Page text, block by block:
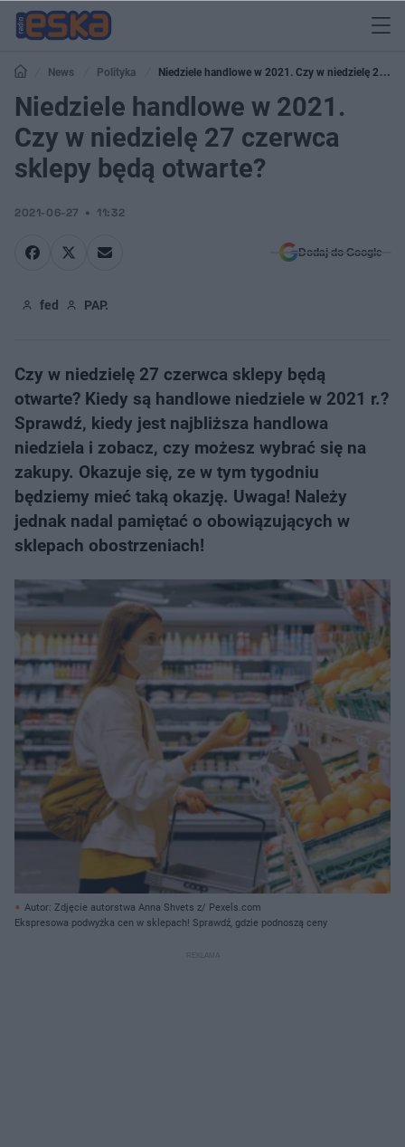
News Polityka
Niedziele handlowe w 2021. Czy w niedzielę 27
czerwca sklepy będą otwarte?
Niedziele handlowe w 2021.
Czy w niedzielę 27 czerwca
sklepy będą otwarte?
2021-06-27 11:32
Dodaj do Google
fed PAP.
Czy w niedzielę 27 czerwca sklepy będą
otwarte? Kiedy są handlowe niedziele w 2021 r.?
Sprawdź, kiedy jest najbliższa handlowa
niedziela i zobacz, czy możesz wybrać się na
zakupy. Okazuje się, ze w tym tygodniu
będziemy mieć taką okazję. Uwaga! Należy
jednak nadal pamiętać o obowiązujących w
sklepach obostrzeniach!
Autor: Zdjęcie autorstwa Anna Shvets z/ Pexels.com
Ekspresowa podwyżka cen w sklepach! Sprawdź, gdzie podnoszą ceny